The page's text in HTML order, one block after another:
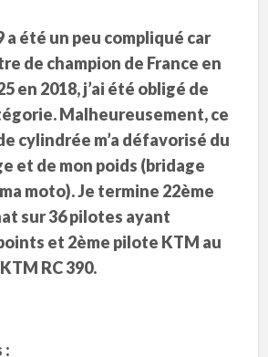
a été un peu compliqué car
de champion de France en
en 2018, j’ai été obligé de
Malheureusement, ce
cylindrée m’a défavorisé du
et de mon poids (bridage
moto). Je termine 22ème
sur 36 pilotes ayant
et 2ème pilote KTM au
RC 390.
: